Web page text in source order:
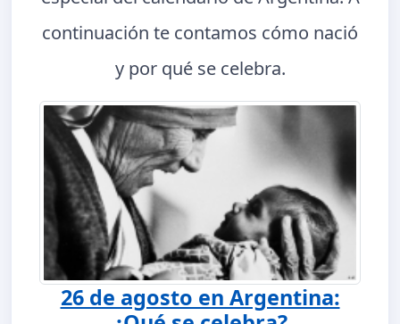
continuación te contamos cómo nació
y por qué se celebra.
26 de agosto en Argentina: